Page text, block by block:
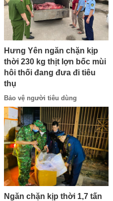
Hưng Yên ngăn chặn kịp
thời 230 kg thịt lợn bốc mùi
hôi thối đang đưa đi tiêu
thụ
Bảo vệ người tiêu dùng
Ngăn chặn kịp thời 1,7 tấn